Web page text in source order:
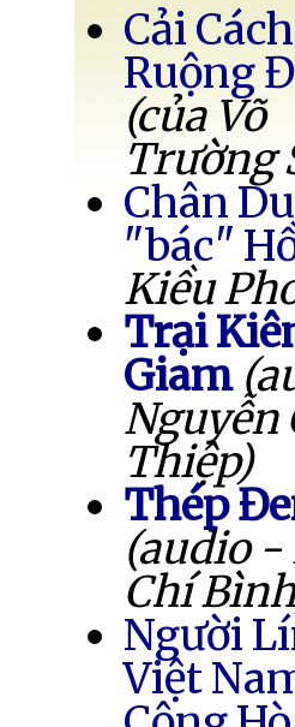
Cải Cách
Ruộng
(của Võ
Trường
Chân
"bác"
Kiều
Trại
Giam
Nguyễn
Thiệp)
Thép
(audio
Chí
Người
Việt